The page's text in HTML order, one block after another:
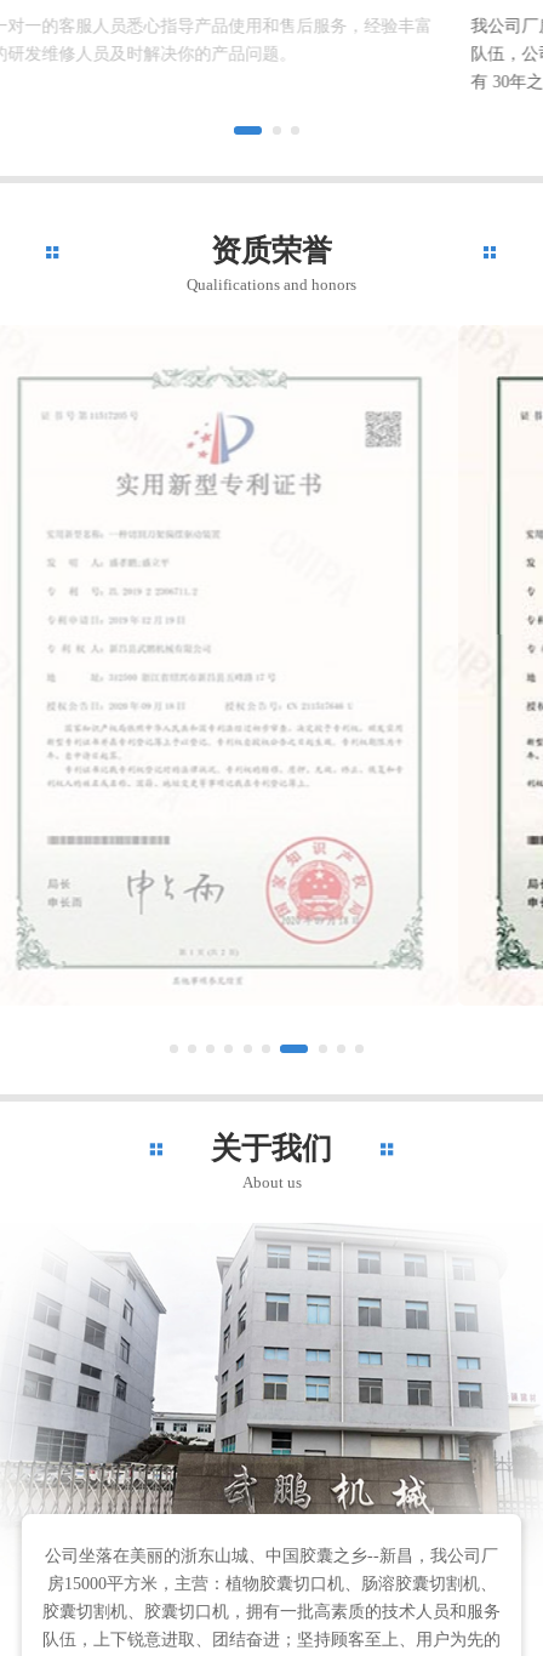
我公司厂房15000平方米，拥有一批高素质的技术人员和服务
队伍，公司研制的采用独特内剪切法的全自动胶囊切口机已
资质荣誉
Qualifications and honors
关于我们
About us
公司坐落在美丽的浙东山城、中国胶囊之乡--新昌，我公司厂
房15000平方米，主营：植物胶囊切口机、肠溶胶囊切割机、
胶囊切割机、胶囊切口机，拥有一批高素质的技术人员和服务
队伍，上下锐意进取、团结奋进；坚持顾客至上、用户为先的